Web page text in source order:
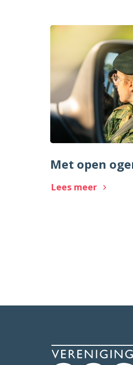
Met open
Lees meer